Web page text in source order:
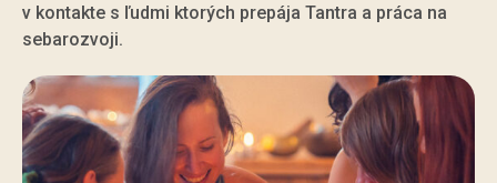
v kontakte s ľudmi ktorých prepája Tantra a práca na
sebarozvoji.